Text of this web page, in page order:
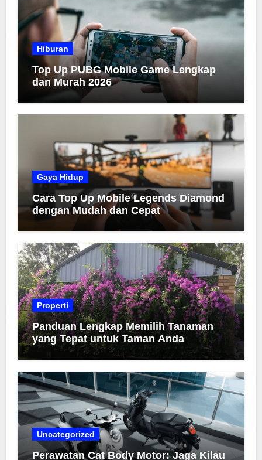
Hiburan
Top Up PUBG Mobile Game Lengkap
dan Murah 2026
Gaya Hidup
Cara Top Up Mobile Legends Diamond
dengan Mudah dan Cepat
Properti
Panduan Lengkap Memilih Tanaman
yang Tepat untuk Taman Anda
Uncategorized
Perawatan Cat Body Motor: Jaga Kilau